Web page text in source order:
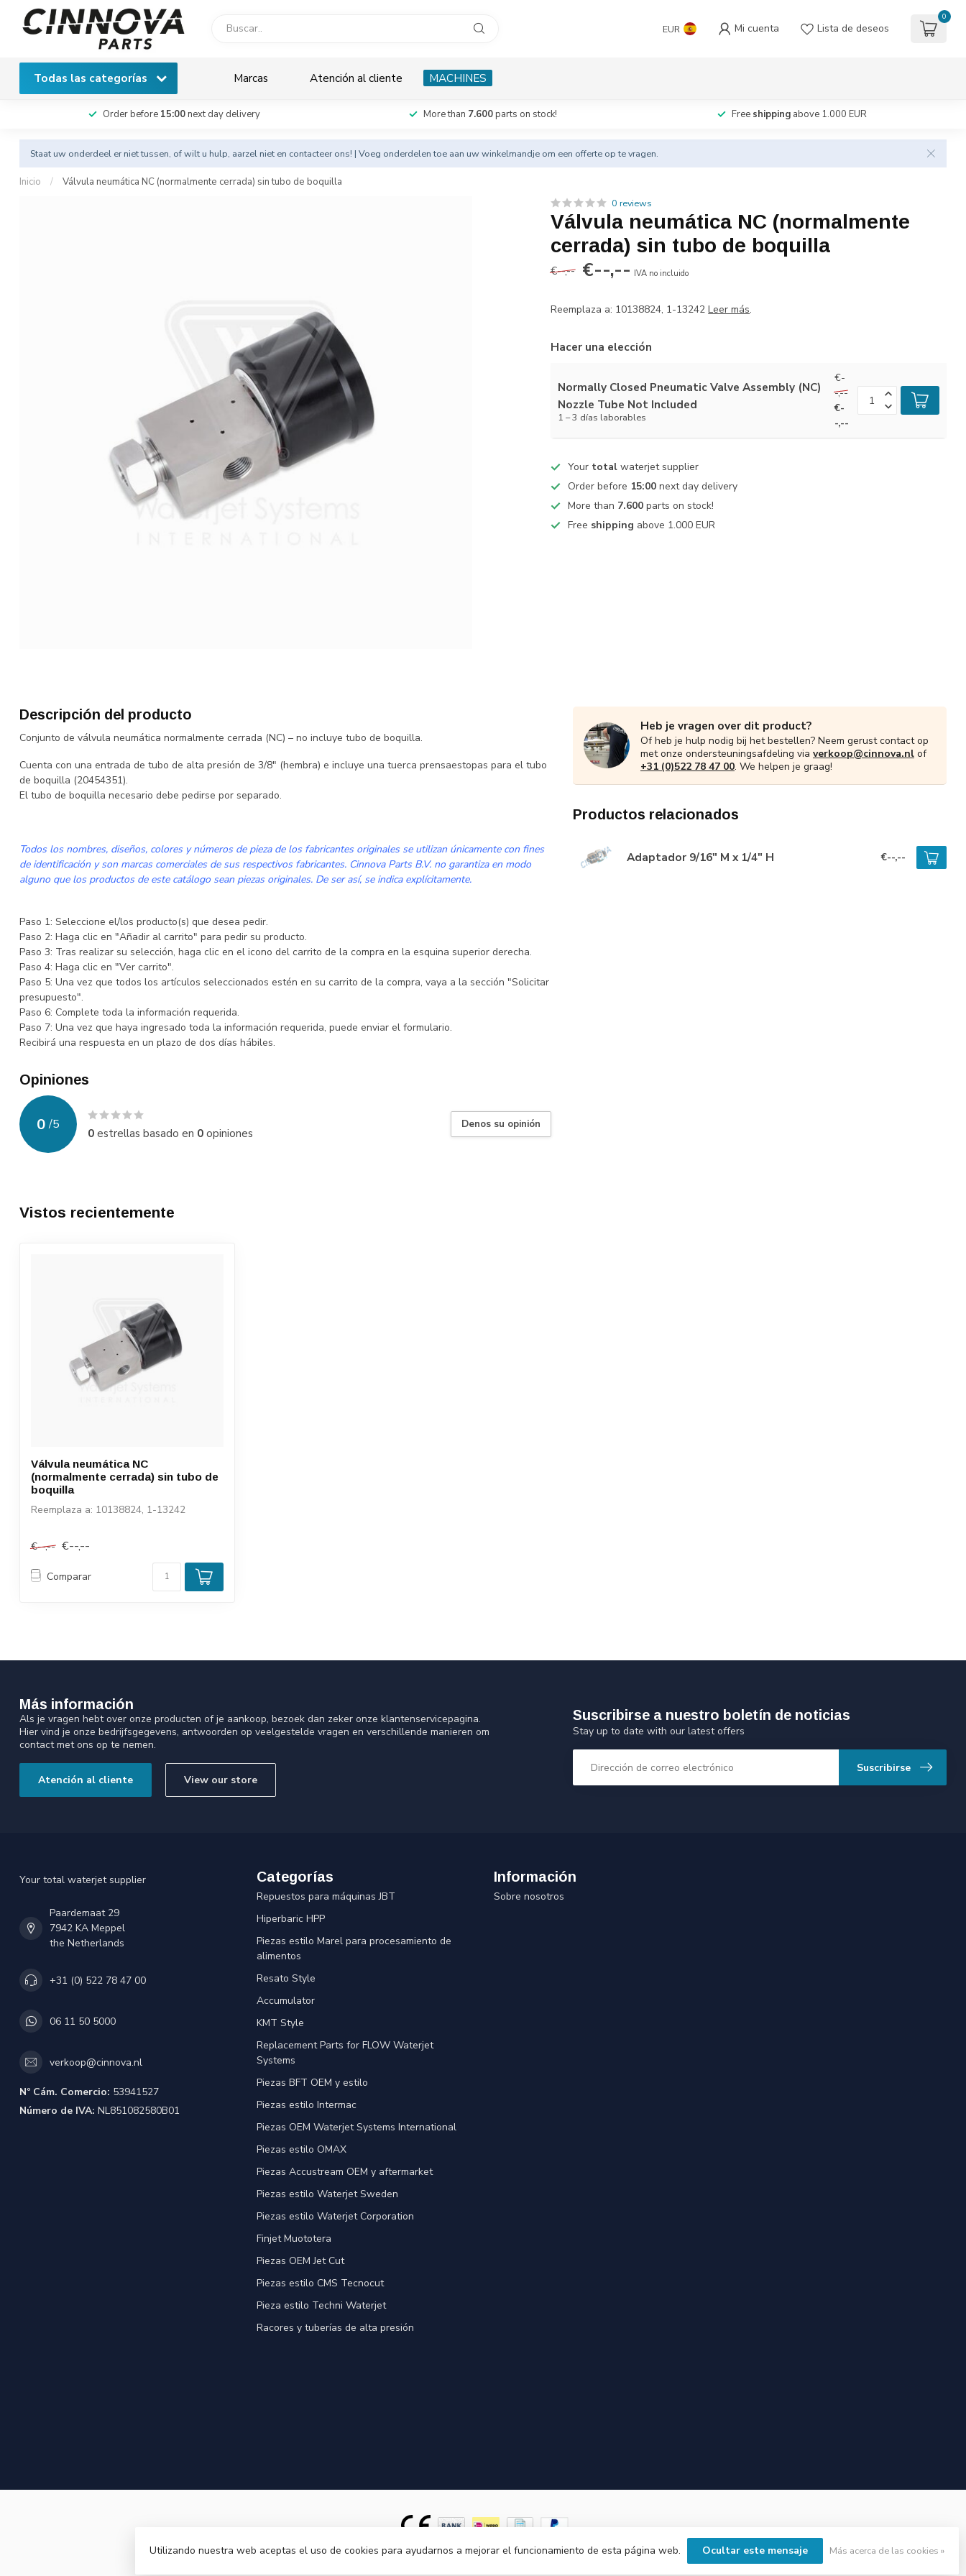
EUR Mi cuenta Lista de deseos
0
Todas las categorías Marcas Atención al cliente MACHINES
Order before 15:00next day delivery More than 7.600parts on stock! Free shipping above 1.000 EUR
Staat uw onderdeel er niet tussen, of wilt u hulp, aarzel niet en contacteer ons! | Voeg onderdelen toe aan uw winkelmandje om een offerte op te vragen.
Inicio / Válvula neumática NC (normalmente cerrada) sin tubo de boquilla
0 reviews
Válvula neumática NC (normalmente
cerrada) sin tubo de boquilla
€--,-- €--,-- IVA no incluido
Reemplaza a: 10138824, 1-13242Leer más.
Hacer una elección
Normally Closed Pneumatic Valve Assembly (NC)
Nozzle Tube Not Included
1 – 3 días laborables
€-
-,--
€-
-,--
Your total waterjet supplier
Order before 15:00 next day delivery
More than 7.600 parts on stock!
Free shipping above 1.000 EUR
Descripción del producto
Conjunto de válvula neumática normalmente cerrada (NC) – no incluye tubo de boquilla.
Cuenta con una entrada de tubo de alta presión de 3/8" (hembra) e incluye una tuerca prensaestopas para el tubo
de boquilla (20454351).
El tubo de boquilla necesario debe pedirse por separado.
Todos los nombres, diseños, colores y números de pieza de los fabricantes originales se utilizan únicamente con fines
de identificación y son marcas comerciales de sus respectivos fabricantes. Cinnova Parts B.V. no garantiza en modo
alguno que los productos de este catálogo sean piezas originales. De ser así, se indica explícitamente.
Paso 1: Seleccione el/los producto(s) que desea pedir.
Paso 2: Haga clic en "Añadir al carrito" para pedir su producto.
Paso 3: Tras realizar su selección, haga clic en el icono del carrito de la compra en la esquina superior derecha.
Paso 4: Haga clic en "Ver carrito".
Paso 5: Una vez que todos los artículos seleccionados estén en su carrito de la compra, vaya a la sección "Solicitar
presupuesto".
Paso 6: Complete toda la información requerida.
Paso 7: Una vez que haya ingresado toda la información requerida, puede enviar el formulario.
Recibirá una respuesta en un plazo de dos días hábiles.
Opiniones
0 /5
0estrellas basado en 0opiniones
Denos su opinión
Heb je vragen over dit product?
Of heb je hulp nodig bij het bestellen? Neem gerust contact op
met onze ondersteuningsafdeling via verkoop@cinnova.nl of
+31 (0)522 78 47 00. We helpen je graag!
Productos relacionados
Adaptador 9/16" M x 1/4" H €--,--
Vistos recientemente
Válvula neumática NC
(normalmente cerrada) sin tubo de
boquilla
Reemplaza a: 10138824, 1-13242
€--,-- €--,--
Comparar
Más información
Als je vragen hebt over onze producten of je aankoop, bezoek dan zeker onze klantenservicepagina.
Hier vind je onze bedrijfsgegevens, antwoorden op veelgestelde vragen en verschillende manieren om
contact met ons op te nemen.
Atención al cliente View our store
Suscribirse a nuestro boletín de noticias
Stay up to date with our latest offers
Suscribirse
Your total waterjet supplier
Paardemaat 29
7942 KA Meppel
the Netherlands
+31 (0) 522 78 47 00
06 11 50 5000
verkoop@cinnova.nl
Nº Cám. Comercio: 53941527
Número de IVA: NL851082580B01
Categorías
Repuestos para máquinas JBT
Hiperbaric HPP
Piezas estilo Marel para procesamiento de
alimentos
Resato Style
Accumulator
KMT Style
Replacement Parts for FLOW Waterjet
Systems
Piezas BFT OEM y estilo
Piezas estilo Intermac
Piezas OEM Waterjet Systems International
Piezas estilo OMAX
Piezas Accustream OEM y aftermarket
Piezas estilo Waterjet Sweden
Piezas estilo Waterjet Corporation
Finjet Muototera
Piezas OEM Jet Cut
Piezas estilo CMS Tecnocut
Pieza estilo Techni Waterjet
Racores y tuberías de alta presión
Información
Sobre nosotros
© Copyright 2026- Powered byLightspeed- Theme byDyvelopment
Utilizando nuestra web aceptas el uso de cookies para ayudarnos a mejorar el funcionamiento de esta página web. Ocultar este mensaje Más acerca de las cookies »